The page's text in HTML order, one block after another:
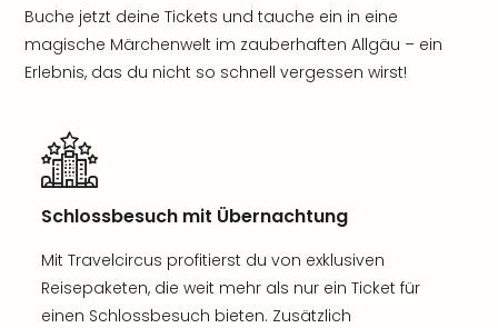
Buche jetzt deine Tickets und tauche ein in eine
magische Märchenwelt im zauberhaften Allgäu – ein
Erlebnis, das du nicht so schnell vergessen wirst!
Schlossbesuch mit Übernachtung
Mit Travelcircus profitierst du von exklusiven
Reisepaketen, die weit mehr als nur ein Ticket für
einen Schlossbesuch bieten. Zusätzlich